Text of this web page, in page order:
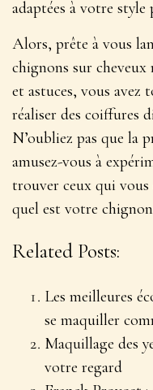
adaptées à votre style
Alors, prête à vous
chignons sur cheveux
et astuces, vous avez
réaliser des coiffures
N’oubliez pas que la
amusez-vous à
trouver ceux qui
quel est votre
Related Posts:
Les meilleures
se maquiller
Maquillage des
votre regard